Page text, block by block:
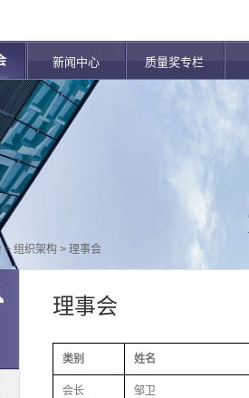
新闻中心 质量奖专栏
理事会
> 组织架构 > 理事会
类别 姓名
会长 邹卫